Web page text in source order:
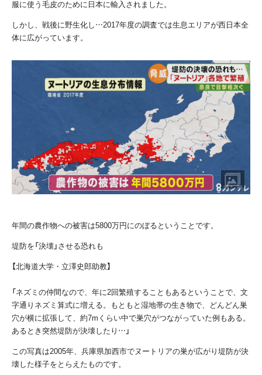
服に使う毛皮のために日本に輸入されました。
しかし、戦後に野生化し…2017年度の調査では生息エリアが西日本全
体に広がっています。
年間の農作物への被害は5800万円にのぼるということです。
堤防を「決壊」させる恐れも
【北海道大学・立澤史郎助教】
「ネズミの仲間なので、年に2回繁殖することもあるということで、文
字通りネズミ算式に増える。もともと湿地帯の生き物で、どんどん巣
穴が横に拡張して、約7mくらい中で巣穴がつながっていた例もある。
あるとき突然堤防が決壊したり…」
この写真は2005年、兵庫県加西市でヌートリアの巣が広がり堤防が決
壊した様子をとらえたものです。